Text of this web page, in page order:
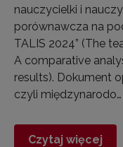
nauczycielki i
porównawcza na
TALIS 2024” (The
A comparative
results). Dokument
czyli międzynarodo…
Czytaj więcej